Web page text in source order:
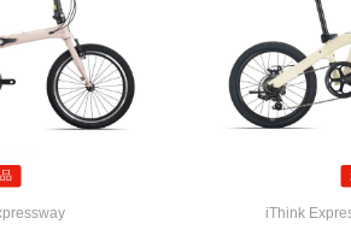
折两段式折叠竖杆
刹圈
iThink